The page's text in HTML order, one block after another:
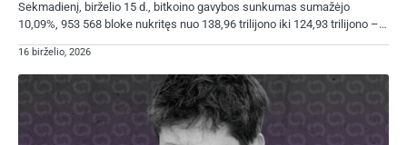
Sekmadienį, birželio 15 d., bitkoino gavybos sunkumas sumažėjo
10,09%, 953 568 bloke nukritęs nuo 138,96 trilijono iki 124,93 trilijono –…
16 birželio, 2026